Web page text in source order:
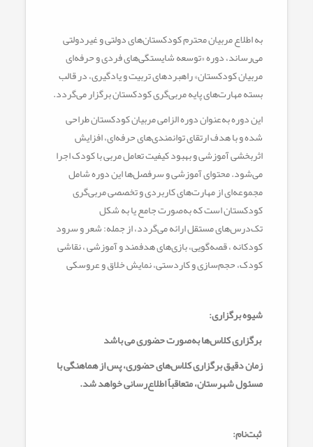
به اطلاع مربیان محترم کودکستان‌های دولتی و غیردولتی
می‌رساند، دوره «توسعه شایستگی‌های فردی و حرفه‌ای
مربیان کودکستان» راهبردهای تربیت و یادگیری، در قالب
بسته مهارت‌های پایه مربی‌گری کودکستان برگزار می‌گردد.
این دوره به‌عنوان دوره الزامی مربیان کودکستان طراحی
شده و با هدف ارتقای توانمندی‌های حرفه‌ای، افزایش
اثربخشی آموزشی و بهبود کیفیت تعامل مربی با کودک اجرا
می‌شود. محتوای آموزشی و سرفصل‌ها این دوره شامل
مجموعه‌ای از مهارت‌های کاربردی و تخصصی مربی‌گری
کودکستان است که به‌صورت جامع یا به شکل
تک‌درس‌های مستقل ارائه می‌گردد، از جمله: شعر و سرود
کودکانه ، قصه‌گویی، بازی‌های هدفمند و آموزشی ، نقاشی
کودک، حجم‌سازی و کاردستی، نمایش خلاق و عروسکی
شیوه برگزاری:
برگزاری کلاس‌ها به‌صورت حضوری می باشد
زمان دقیق برگزاری کلاس‌های حضوری، پس از هماهنگی با
مسئول شهرستان، متعاقباً اطلاع‌رسانی خواهد شد.
ثبت‌نام: